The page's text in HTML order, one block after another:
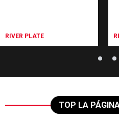
RIVER PLATE
TOP LA